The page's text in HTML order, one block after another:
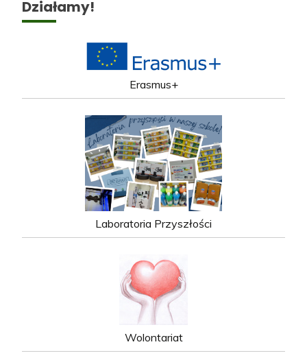
Działamy!
Erasmus+
Laboratoria Przyszłości
Wolontariat